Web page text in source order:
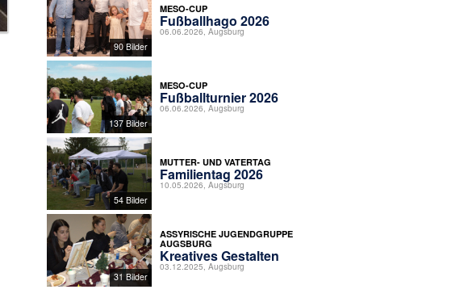
90 Bilder
MESO-CUP
Fußballhago 2026
06.06.2026, Augsburg
137 Bilder
MESO-CUP
Fußballturnier 2026
06.06.2026, Augsburg
54 Bilder
MUTTER- UND VATERTAG
Familientag 2026
10.05.2026, Augsburg
31 Bilder
ASSYRISCHE JUGENDGRUPPE
AUGSBURG
Kreatives Gestalten
03.12.2025, Augsburg